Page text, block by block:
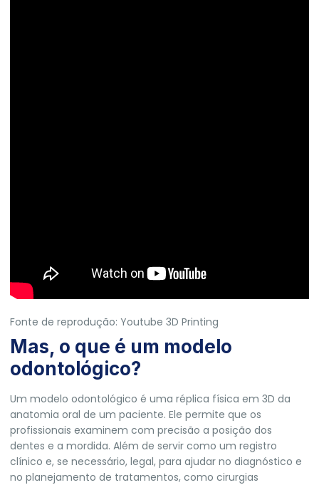
Fonte de reprodução: Youtube 3D Printing
Mas, o que é um modelo
odontológico?
Um modelo odontológico é uma réplica física em 3D da
anatomia oral de um paciente. Ele permite que os
profissionais examinem com precisão a posição dos
dentes e a mordida. Além de servir como um registro
clínico e, se necessário, legal, para ajudar no diagnóstico e
no planejamento de tratamentos, como cirurgias